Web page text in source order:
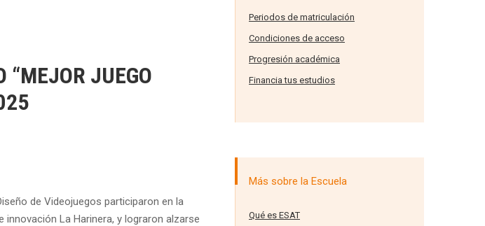
“MEJOR JUEGO
de Videojuegos participaron en la
La Harinera, y lograron alzarse
Periodos de matriculación
Condiciones de acceso
Progresión académica
Financia tus estudios
Más sobre la Escuela
Qué es ESAT